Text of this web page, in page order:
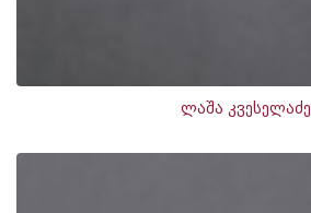
ლაშა კვესელაძე